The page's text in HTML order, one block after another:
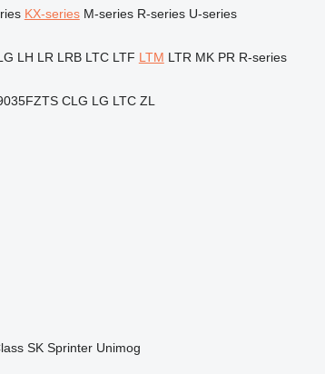
KX-series M-series R-series U-series
LH LR LRB LTC LTF LTM LTR MK PR R-series
CLG LG LTC ZL
SK Sprinter Unimog